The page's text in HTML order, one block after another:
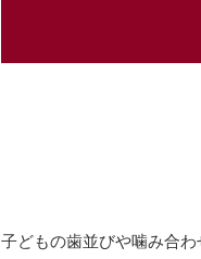
子どもの歯並びや噛み合